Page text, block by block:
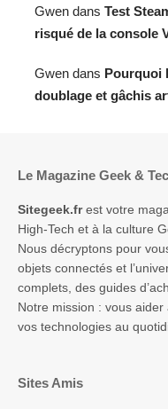
Gwen dans Test
risqué de la console
Gwen dans Pourquoi
doublage et gâchis
Le Magazine Geek &
Sitegeek.frest votre
High-Tech et à la culture
Nous décryptons pour
objets connectés et
complets, des guides
Notre mission : vous
vos technologies au
Sites Amis